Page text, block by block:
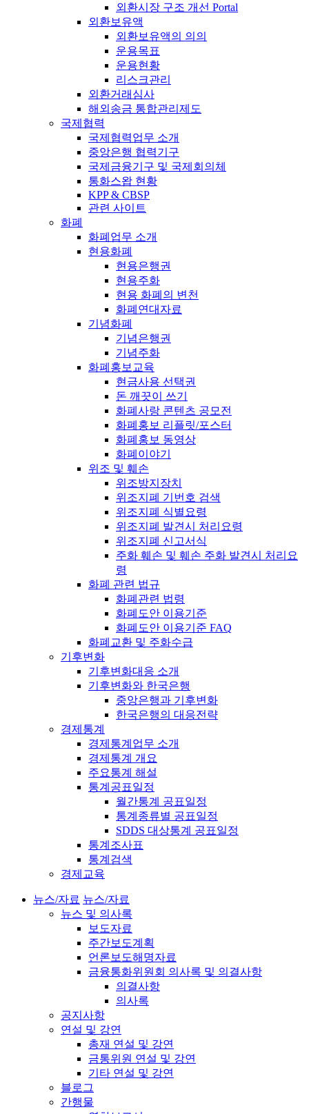
외환시장 구조 개선 Portal
외환보유액
외환보유액의 의의
운용목표
운용현황
리스크관리
외환거래심사
해외송금 통합관리제도
국제협력
국제협력업무 소개
중앙은행 협력기구
국제금융기구 및 국제회의체
통화스왑 현황
KPP & CBSP
관련 사이트
화폐
화폐업무 소개
현용화폐
현용은행권
현용주화
현용 화폐의 변천
화폐연대자료
기념화폐
기념은행권
기념주화
화폐홍보교육
현금사용 선택권
돈 깨끗이 쓰기
화폐사랑 콘텐츠 공모전
화폐홍보 리플릿/포스터
화폐홍보 동영상
화폐이야기
위조 및 훼손
위조방지장치
위조지폐 기번호 검색
위조지폐 식별요령
위조지폐 발견시 처리요령
위조지폐 신고서식
주화 훼손 및 훼손 주화 발견시 처리요
령
화폐 관련 법규
화폐관련 법령
화폐도안 이용기준
화폐도안 이용기준 FAQ
화폐교환 및 주화수급
기후변화
기후변화대응 소개
기후변화와 한국은행
중앙은행과 기후변화
한국은행의 대응전략
경제통계
경제통계업무 소개
경제통계 개요
주요통계 해설
통계공표일정
월간통계 공표일정
통계종류별 공표일정
SDDS 대상통계 공표일정
통계조사표
통계검색
경제교육
뉴스/자료 뉴스/자료
뉴스 및 의사록
보도자료
주간보도계획
언론보도해명자료
금융통화위원회 의사록 및 의결사항
의결사항
의사록
공지사항
연설 및 강연
총재 연설 및 강연
금통위원 연설 및 강연
기타 연설 및 강연
블로그
간행물